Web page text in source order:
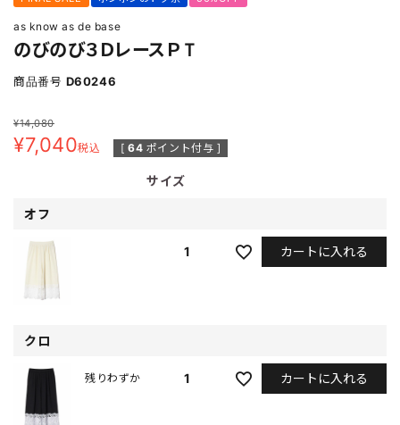
as know as de base
のびのび３ＤレースＰＴ
商品番号 D60246
¥14,080
¥7,040税込 [ 64 ポイント付与 ]
サイズ
オフ
1 カートに入れる
クロ
1
残りわずか カートに入れる